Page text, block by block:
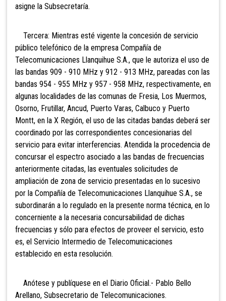
asigne la Subsecretaría.
Tercera: Mientras esté vigente la concesión de servicio
público telefónico de la empresa Compañía de
Telecomunicaciones Llanquihue S.A., que le autoriza el uso de
las bandas 909 - 910 MHz y 912 - 913 MHz, pareadas con las
bandas 954 - 955 MHz y 957 - 958 MHz, respectivamente, en
algunas localidades de las comunas de Fresia, Los Muermos,
Osorno, Frutillar, Ancud, Puerto Varas, Calbuco y Puerto
Montt, en la X Región, el uso de las citadas bandas deberá ser
coordinado por las correspondientes concesionarias del
servicio para evitar interferencias. Atendida la procedencia de
concursar el espectro asociado a las bandas de frecuencias
anteriormente citadas, las eventuales solicitudes de
ampliación de zona de servicio presentadas en lo sucesivo
por la Compañía de Telecomunicaciones Llanquihue S.A., se
subordinarán a lo regulado en la presente norma técnica, en lo
concerniente a la necesaria concursabilidad de dichas
frecuencias y sólo para efectos de proveer el servicio, esto
es, el Servicio Intermedio de Telecomunicaciones
establecido en esta resolución.
Anótese y publíquese en el Diario Oficial.- Pablo Bello
Arellano, Subsecretario de Telecomunicaciones.